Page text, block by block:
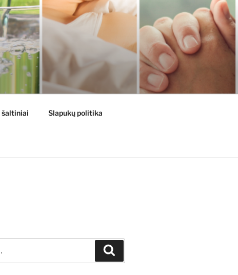
šaltiniai Slapukų politika